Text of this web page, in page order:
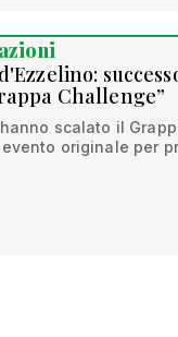
Challenge”
scalato il
originale per